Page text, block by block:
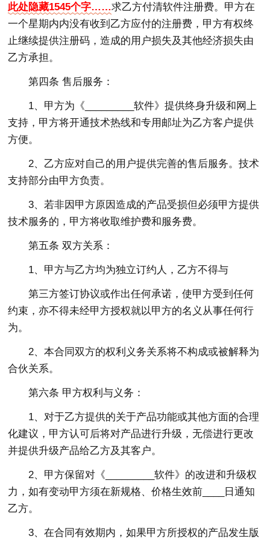
此处隐藏1545个字……求乙方付清软件注册费。甲方在
一个星期内内没有收到乙方应付的注册费，甲方有权终
止继续提供注册码，造成的用户损失及其他经济损失由
乙方承担。
第四条 售后服务：
1、甲方为《_________软件》提供终身升级和网上
支持，甲方将开通技术热线和专用邮址为乙方客户提供
方便。
2、乙方应对自己的用户提供完善的售后服务。技术
支持部分由甲方负责。
3、若非因甲方原因造成的产品受损但必须甲方提供
技术服务的，甲方将收取维护费和服务费。
第五条 双方关系：
1、甲方与乙方均为独立订约人，乙方不得与
第三方签订协议或作出任何承诺，使甲方受到任何
约束，亦不得未经甲方授权就以甲方的名义从事任何行
为。
2、本合同双方的权利义务关系将不构成或被解释为
合伙关系。
第六条 甲方权利与义务：
1、对于乙方提供的关于产品功能或其他方面的合理
化建议，甲方认可后将对产品进行升级，无偿进行更改
并提供升级产品给乙方及其客户。
2、甲方保留对《_________软件》的改进和升级权
力，如有变动甲方须在新规格、价格生效前____日通知
乙方。
3、在合同有效期内，如果甲方所授权的产品发生版